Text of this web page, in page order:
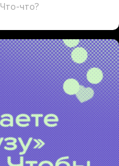
Что-что?